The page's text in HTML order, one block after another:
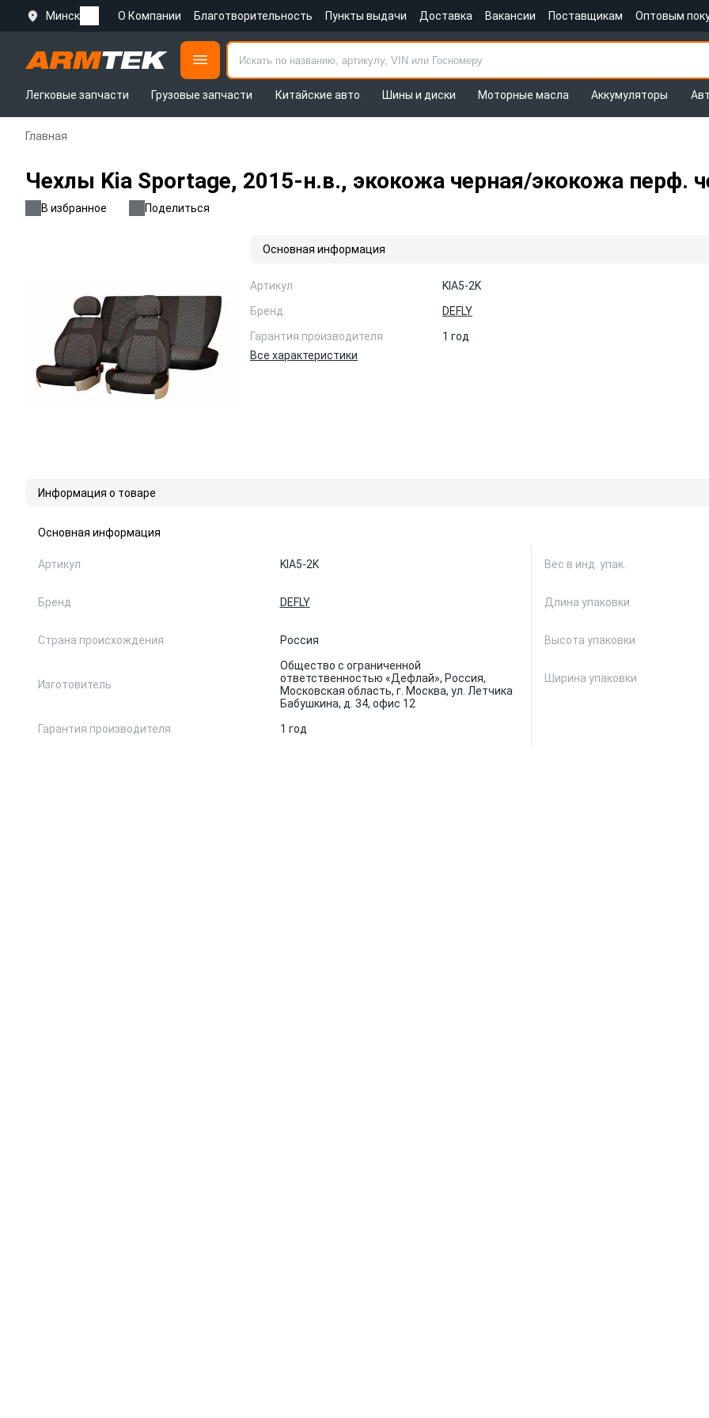
Минск О Компании Благотворительность Пункты выдачи Доставка Вакансии Поставщикам Оптовым
Легковые запчасти
Грузовые запчасти Китайские авто Шины и диски Моторные масла Аккумуляторы
Главная
Чехлы Kia Sportage, 2015-н.в., экокожа черная/экокожа перф.
В избранное Поделиться
Основная информация
Артикул
KIA5-2K
Бренд
DEFLY
Гарантия производителя
1 год
Все характеристики
Информация о товаре
Основная информация
Артикул KIA5-2K
Бренд DEFLY
Страна происхождения Россия
Изготовитель
Общество с ограниченной
ответственностью «Дефлай», Россия,
Московская область, г. Москва, ул. Летчика
Бабушкина, д. 34, офис 12
Гарантия производителя
1 год
Вес в инд. упак.
Длина упаковки
Высота упаковки
Ширина упаковки